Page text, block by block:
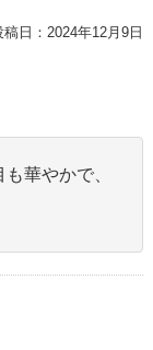
稿日： 2024年12月9日
華やかで、